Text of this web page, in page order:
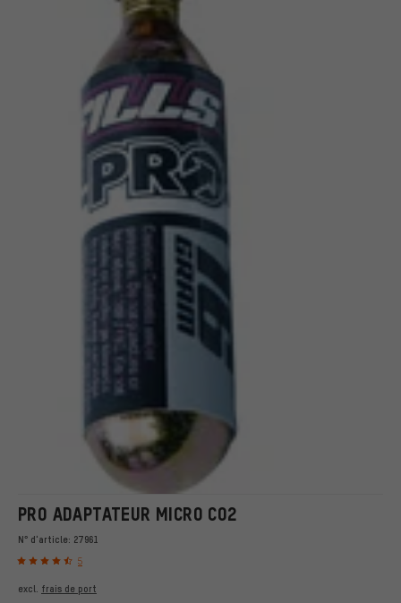
PRO ADAPTATEUR MICRO CO2
N° d'article: 27961
5
excl. frais de port